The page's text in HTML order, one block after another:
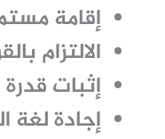
إقامة مستمرة
الالتزام
إثبات
إجادة لغة